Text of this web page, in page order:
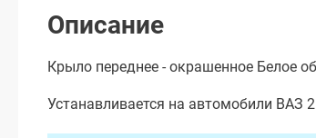
Описание
Крыло переднее - окрашенное Белое
Устанавливается на автомобили ВАЗ